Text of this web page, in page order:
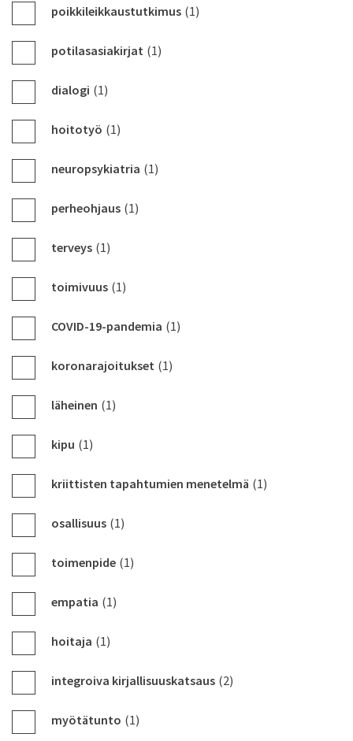
poikkileikkaustutkimus (1)
potilasasiakirjat (1)
dialogi (1)
hoitotyö (1)
neuropsykiatria (1)
perheohjaus (1)
terveys (1)
toimivuus (1)
COVID-19-pandemia (1)
koronarajoitukset (1)
läheinen (1)
kipu (1)
kriittisten tapahtumien menetelmä (1)
osallisuus (1)
toimenpide (1)
empatia (1)
hoitaja (1)
integroiva kirjallisuuskatsaus (2)
myötätunto (1)